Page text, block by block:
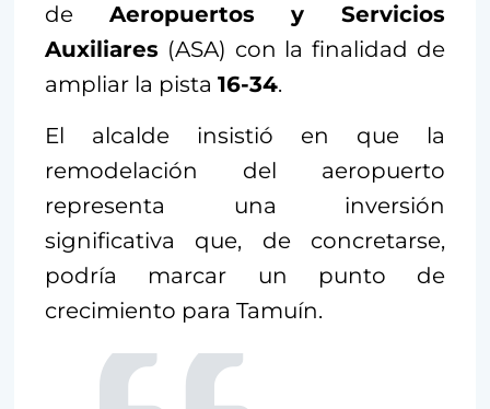
de Aeropuertos y Servicios
Auxiliares (ASA) con la finalidad de
ampliar la pista 16-34.
El alcalde insistió en que la
remodelación del aeropuerto
representa una inversión
significativa que, de concretarse,
podría marcar un punto de
crecimiento para Tamuín.